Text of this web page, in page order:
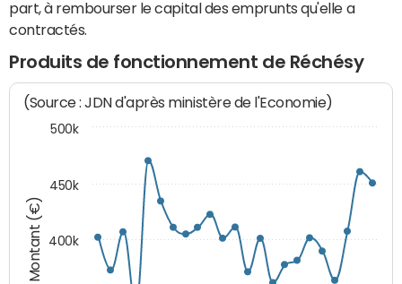
part, à rembourser le capital des emprunts qu'elle a
contractés.
Produits de fonctionnement de Réchésy
Montant (€)
(Source : JDN d'après ministère de l'Economie)
400k
450k
500k